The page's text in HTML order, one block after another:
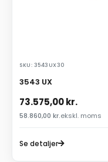
SKU: 3543UX30
3543 UX
73.575,00kr.
58.860,00 kr.ekskl. moms
Se detaljer